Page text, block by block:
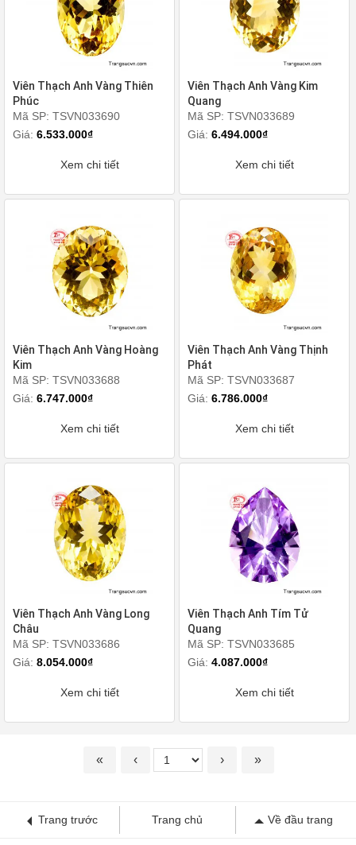
Viên Thạch Anh Vàng Thiên
Phúc
Mã SP: TSVN033690
Giá: 6.533.000₫
Xem chi tiết
Viên Thạch Anh Vàng Kim
Quang
Mã SP: TSVN033689
Giá:6.494.000₫
Xem chi tiết
Viên Thạch Anh Vàng Hoàng
Kim
Mã SP: TSVN033688
Giá: 6.747.000₫
Xem chi tiết
Viên Thạch Anh Vàng Thịnh
Phát
Mã SP: TSVN033687
Giá:6.786.000₫
Xem chi tiết
Viên Thạch Anh Vàng Long
Châu
Mã SP: TSVN033686
Giá: 8.054.000₫
Xem chi tiết
Viên Thạch Anh Tím Tử
Quang
Mã SP: TSVN033685
Giá:4.087.000₫
Xem chi tiết
« ‹ › »
Trang trước Trang chủ Về đầu trang